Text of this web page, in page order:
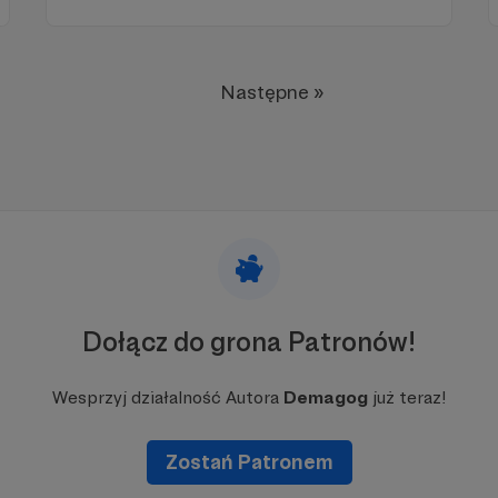
Następne »
Dołącz do grona Patronów!
Wesprzyj działalność Autora Demagog już teraz!
Zostań Patronem